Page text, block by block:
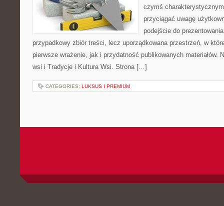
czymś
przyciągać uwagę
podejście do
przypadkowy zbiór treści, lecz uporządkowana przestrzeń, w
pierwsze wrażenie, jak i przydatność publikowanych materiałów.
wsi i Tradycje i Kultura Wsi. Strona […]
CATEGORIES: LUKSUS I PREMIUM